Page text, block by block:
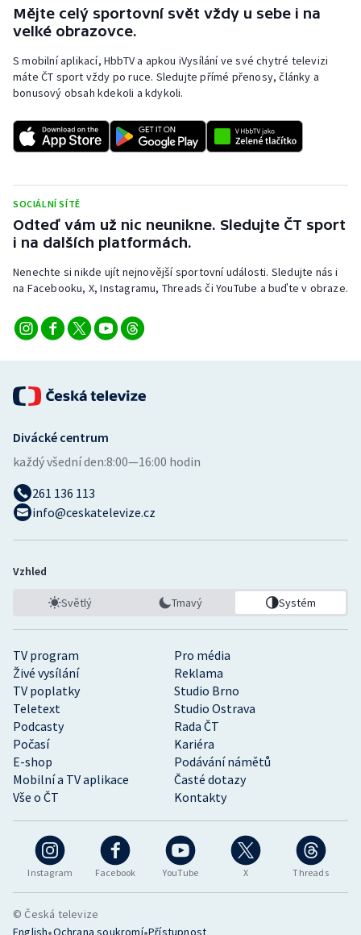
Mějte celý sportovní svět vždy u sebe i na
velké obrazovce.
S mobilní aplikací, HbbTV a apkou iVysílání ve své chytré televizi
máte ČT sport vždy po ruce. Sledujte přímé přenosy, články a
bonusový obsah kdekoli a kdykoli.
SOCIÁLNÍ SÍTĚ
Odteď vám už nic neunikne. Sledujte ČT sport
i na dalších platformách.
Nenechte si nikde ujít nejnovější sportovní události. Sledujte nás i
na Facebooku, X, Instagramu, Threads či YouTube a buďte v obraze.
Instagram Facebook YouTube X Threads
TV program
Pro média
Živé vysílání
Reklama
TV poplatky
Studio Brno
Teletext
Studio Ostrava
Podcasty
Rada ČT
Počasí
Kariéra
E-shop
Podávání námětů
Mobilní a TV aplikace
Časté dotazy
Vše o ČT
Kontakty
Divácké centrum
každý všední den:8:00—16:00 hodin
261 136 113
info@ceskatelevize.cz
Vzhled
Světlý Tmavý Systém
© Česká televize
English Ochrana soukromí Přístupnost